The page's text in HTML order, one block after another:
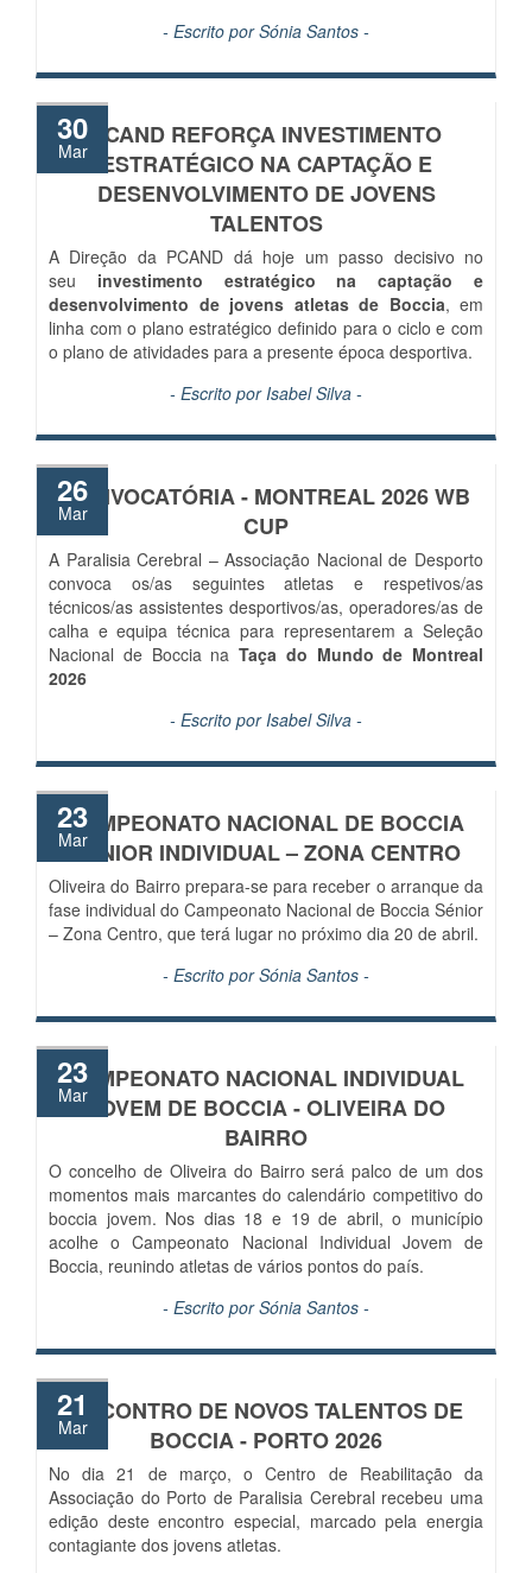
- Escrito porSónia Santos -
PCAND REFORÇA INVESTIMENTO
ESTRATÉGICO NA CAPTAÇÃO E
DESENVOLVIMENTO DE JOVENS
TALENTOS
30
Mar
A Direção da PCAND dá hoje um passo decisivo no
seu investimento estratégico na captação e
desenvolvimento de jovens atletas de Boccia, em
linha com o plano estratégico definido para o ciclo e com
o plano de atividades para a presente época desportiva.
- Escrito porIsabel Silva -
CONVOCATÓRIA - MONTREAL 2026 WB
CUP
26
Mar
A Paralisia Cerebral – Associação Nacional de Desporto
convoca os/as seguintes atletas e respetivos/as
técnicos/as assistentes desportivos/as, operadores/as de
calha e equipa técnica para representarem a Seleção
Nacional de Boccia na Taça do Mundo de Montreal
2026
- Escrito porIsabel Silva -
CAMPEONATO NACIONAL DE BOCCIA
SÉNIOR INDIVIDUAL – ZONA CENTRO
23
Mar
Oliveira do Bairro prepara-se para receber o arranque da
fase individual do Campeonato Nacional de Boccia Sénior
– Zona Centro, que terá lugar no próximo dia 20 de abril.
- Escrito porSónia Santos -
CAMPEONATO NACIONAL INDIVIDUAL
JOVEM DE BOCCIA - OLIVEIRA DO
BAIRRO
23
Mar
O concelho de Oliveira do Bairro será palco de um dos
momentos mais marcantes do calendário competitivo do
boccia jovem. Nos dias 18 e 19 de abril, o município
acolhe o Campeonato Nacional Individual Jovem de
Boccia, reunindo atletas de vários pontos do país.
- Escrito porSónia Santos -
ENCONTRO DE NOVOS TALENTOS DE
BOCCIA - PORTO 2026
21
Mar
No dia 21 de março, o Centro de Reabilitação da
Associação do Porto de Paralisia Cerebral recebeu uma
edição deste encontro especial, marcado pela energia
contagiante dos jovens atletas.